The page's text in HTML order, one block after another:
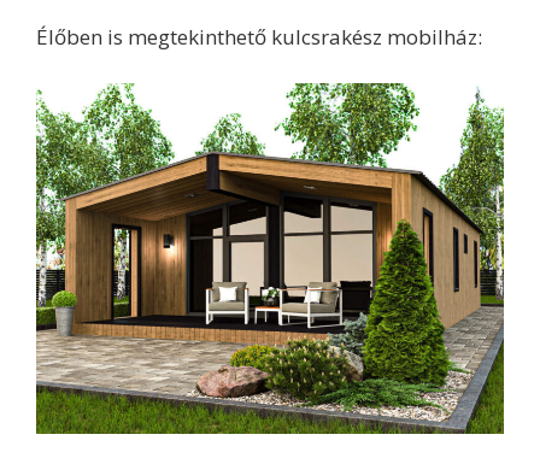
Élőben is megtekinthető kulcsrakész mobilház: